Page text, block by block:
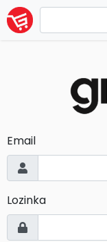
Email
Lozinka